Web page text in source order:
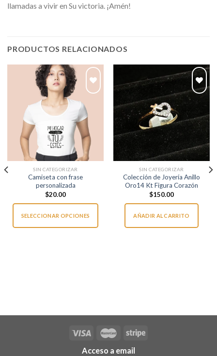
llamadas a vivir en Su victoria. ¡Amén!
PRODUCTOS RELACIONADOS
SIN CATEGORIZAR
Camiseta con frase
personalizada
$20.00
SELECCIONAR OPCIONES
pueden
SIN CATEGORIZAR
Colección de Joyería Anillo
Oro14 Kt Figura Corazón
$150.00
AÑADIR AL CARRITO
Acceso a email